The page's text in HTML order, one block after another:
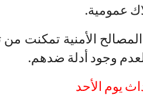
عمومية.
وجود أدلة ضدهم.
يوم الأحد